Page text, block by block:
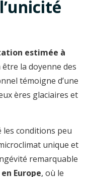
estimée à
la doyenne des
témoigne d’une
ères glaciaires et
conditions peu
unique et
remarquable
Europe, où le